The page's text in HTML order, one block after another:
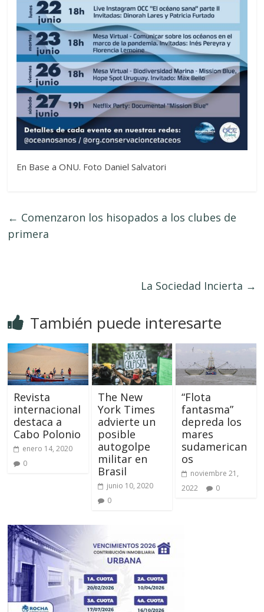
En Base a ONU. Foto Daniel Salvatori
← Comenzaron los hisopados a los clubes de
primera
La Sociedad Incierta →
También puede interesarte
Revista
internacional
destaca a
Cabo Polonio
enero 14, 2020
0
The New
York Times
advierte un
posible
autogolpe
militar en
Brasil
junio 10, 2020
0
“Flota
fantasma”
depreda los
mares
sudamerican
os
noviembre 21,
2022
0